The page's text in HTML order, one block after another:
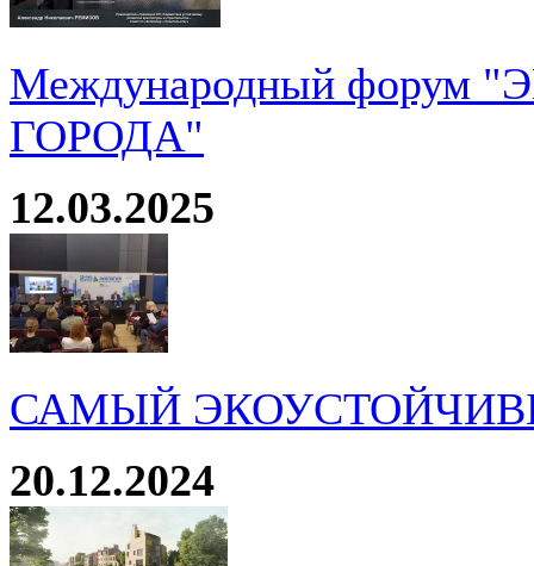
Международный
ГОРОДА"
12.03.2025
САМЫЙ
20.12.2024